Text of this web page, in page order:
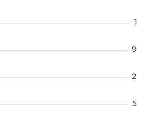
1
9
2
5